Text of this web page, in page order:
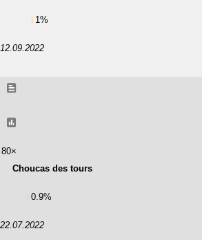
1%
12.09.2022
80×
Choucas des tours
0.9%
22.07.2022